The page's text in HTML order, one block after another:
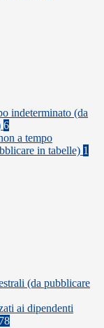
indeterminato (da
6
a tempo
in tabelle) 1
(da pubblicare
ai dipendenti